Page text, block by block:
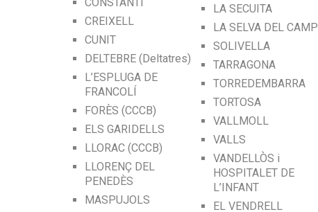
CREIXELL
CUNIT
DELTEBRE (Deltatres)
L’ESPLUGA DE
FRANCOLÍ
FORÈS (CCCB)
ELS GARIDELLS
LLORAC (CCCB)
LLORENÇ DEL
PENEDÈS
MASPUJOLS
LA SECUITA
LA SELVA DEL CAMP
SOLIVELLA
TARRAGONA
TORREDEMBARRA
TORTOSA
VALLMOLL
VALLS
VANDELLÒS i
HOSPITALET DE
L’INFANT
EL VENDRELL